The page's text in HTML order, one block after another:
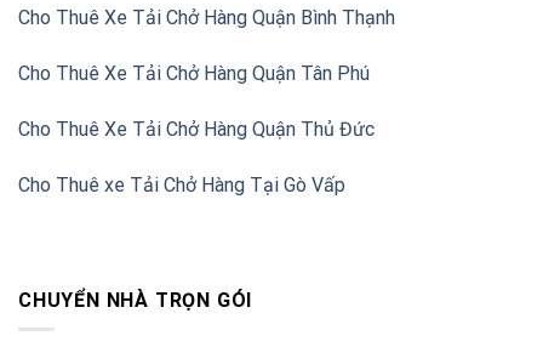
Cho Thuê Xe Tải Chở Hàng Quận Bình Thạnh
Cho Thuê Xe Tải Chở Hàng Quận Tân Phú
Cho Thuê Xe Tải Chở Hàng Quận Thủ Đức
Cho Thuê xe Tải Chở Hàng Tại Gò Vấp
CHUYỂN NHÀ TRỌN GÓI